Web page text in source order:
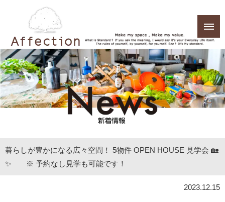
暮らしが豊かになる広々空間！ 5物件 OPEN HOUSE 見学会 🏡
✨ ※ 予約なし見学も可能です！
2023.12.15